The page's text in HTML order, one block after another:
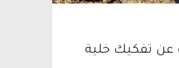
عن تفكيك خلية